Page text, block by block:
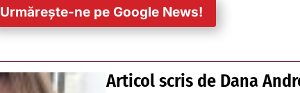
Urmărește-ne pe Google News!
Articol scris de Dana